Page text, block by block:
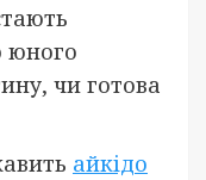
юного
чи готова
айкідо